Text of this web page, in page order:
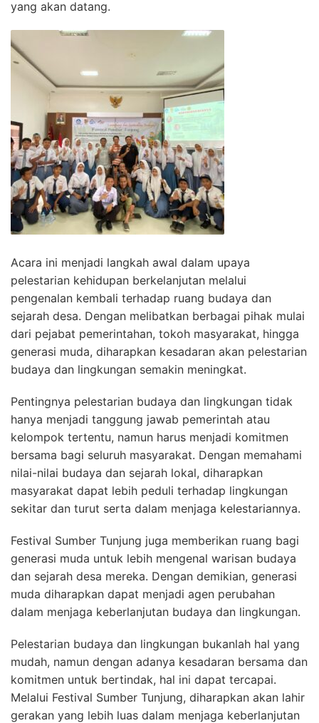
yang akan datang.
Acara ini menjadi langkah awal dalam upaya
pelestarian kehidupan berkelanjutan melalui
pengenalan kembali terhadap ruang budaya dan
sejarah desa. Dengan melibatkan berbagai pihak mulai
dari pejabat pemerintahan, tokoh masyarakat, hingga
generasi muda, diharapkan kesadaran akan pelestarian
budaya dan lingkungan semakin meningkat.
Pentingnya pelestarian budaya dan lingkungan tidak
hanya menjadi tanggung jawab pemerintah atau
kelompok tertentu, namun harus menjadi komitmen
bersama bagi seluruh masyarakat. Dengan memahami
nilai-nilai budaya dan sejarah lokal, diharapkan
masyarakat dapat lebih peduli terhadap lingkungan
sekitar dan turut serta dalam menjaga kelestariannya.
Festival Sumber Tunjung juga memberikan ruang bagi
generasi muda untuk lebih mengenal warisan budaya
dan sejarah desa mereka. Dengan demikian, generasi
muda diharapkan dapat menjadi agen perubahan
dalam menjaga keberlanjutan budaya dan lingkungan.
Pelestarian budaya dan lingkungan bukanlah hal yang
mudah, namun dengan adanya kesadaran bersama dan
komitmen untuk bertindak, hal ini dapat tercapai.
Melalui Festival Sumber Tunjung, diharapkan akan lahir
gerakan yang lebih luas dalam menjaga keberlanjutan